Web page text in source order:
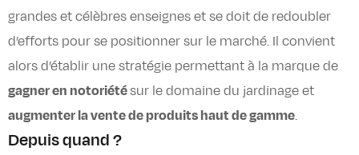
grandes et célèbres enseignes et se doit de redoubler
d’efforts pour se positionner sur le marché. Il convient
alors d’établir une stratégie permettant à la marque de
gagner en notoriétésur le domaine du jardinage et
augmenter la vente de produits haut de gamme.
Depuis quand ?